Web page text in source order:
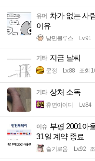
유머 차가 없는 사
이유
낭만블루스 Lv.91
기타 지금 날씨
문정 Lv.88 조회
기타 상처 소독
휴면아이디 Lv.84
이슈 부평 2001아
31일 계약 종료
슬기로움 Lv.92